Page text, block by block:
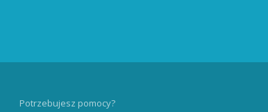
Potrzebujesz pomocy?